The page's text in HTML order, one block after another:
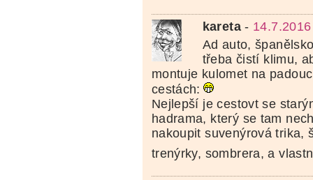
kareta-
Ad auto,
třeba čistí klimu,
montuje kulomet na
cestách:
Nejlepší je cestovt se
hadrama, který se tam
nakoupit suvenýrová trika,
trenýrky, sombrera, a